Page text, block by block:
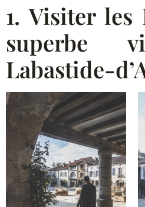
1. Visiter les
superbe
Labastide-